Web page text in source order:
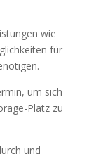
wie
für
um sich
Platz zu
und